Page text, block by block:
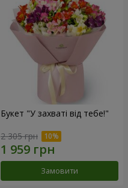
Букет "У захваті від тебе!"
2 305 грн
Замовити